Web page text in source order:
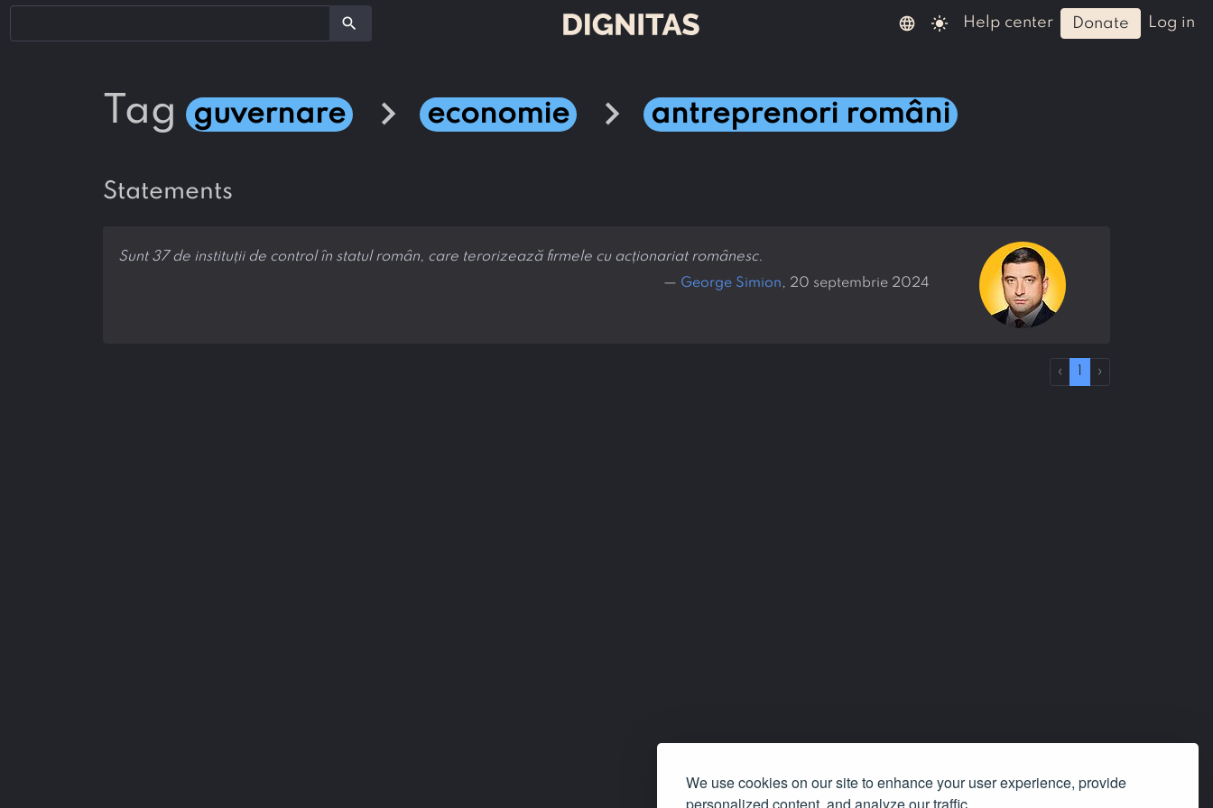
We use cookies on our site to enhance your user experience, provide
search language light_mode help center donate log in
tag guvernare chevron_right economie chevron_right antreprenori români
statements
Sunt 37 de instituții de control în statul român, care terorizează firmele cu acționariat românesc.
— George Simion, 20 septembrie 2024
‹ ›